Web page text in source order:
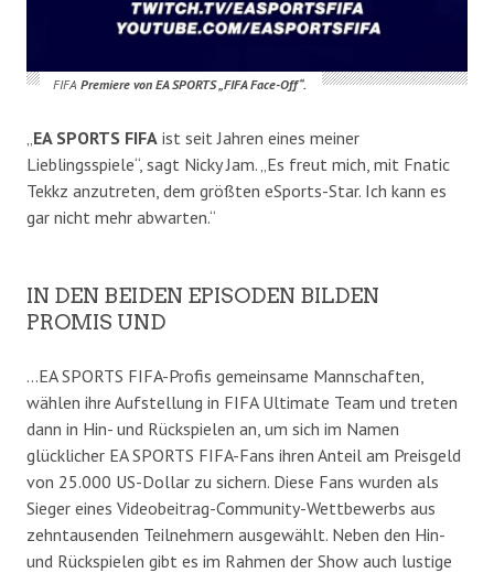
FIFA Premiere von EA SPORTS „FIFA Face-Off“.
„EA SPORTS FIFA ist seit Jahren eines meiner
Lieblingsspiele“, sagt Nicky Jam. „Es freut mich, mit Fnatic
Tekkz anzutreten, dem größten eSports-Star. Ich kann es
gar nicht mehr abwarten.“
IN DEN BEIDEN EPISODEN BILDEN
PROMIS UND
…EA SPORTS FIFA-Profis gemeinsame Mannschaften,
wählen ihre Aufstellung in FIFA Ultimate Team und treten
dann in Hin- und Rückspielen an, um sich im Namen
glücklicher EA SPORTS FIFA-Fans ihren Anteil am Preisgeld
von 25.000 US-Dollar zu sichern. Diese Fans wurden als
Sieger eines Videobeitrag-Community-Wettbewerbs aus
zehntausenden Teilnehmern ausgewählt. Neben den Hin-
und Rückspielen gibt es im Rahmen der Show auch lustige